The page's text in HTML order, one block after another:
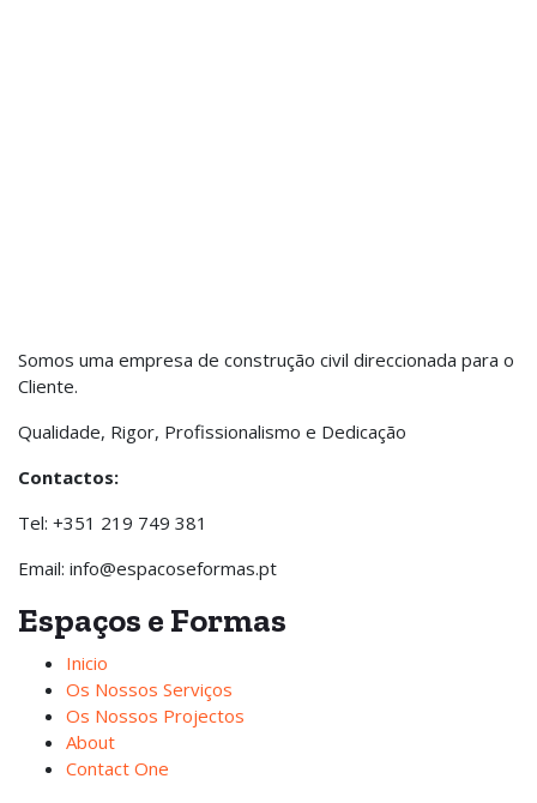
Somos uma empresa de construção civil direccionada para o
Cliente.
Qualidade, Rigor, Profissionalismo e Dedicação
Contactos:
Tel: +351 219 749 381
Email: info@espacoseformas.pt
Espaços e Formas
Inicio
Os Nossos Serviços
Os Nossos Projectos
About
Contact One